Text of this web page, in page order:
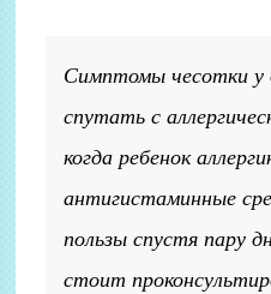
Симптомы чесотки у
спутать с
когда ребенок
антигистаминные
пользы спустя пару
стоит